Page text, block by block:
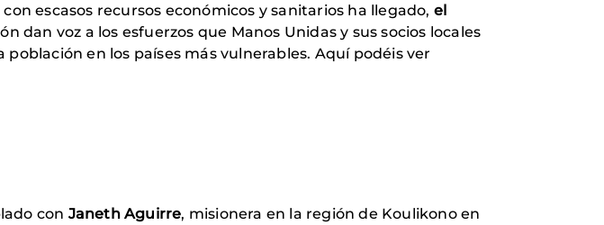
escasos recursos económicos y sanitarios ha llegado, el
dan voz a los esfuerzos que Manos Unidas y sus socios locales
en los países más vulnerables. Aquí podéis ver
con Janeth Aguirre, misionera en la región de Koulikono en